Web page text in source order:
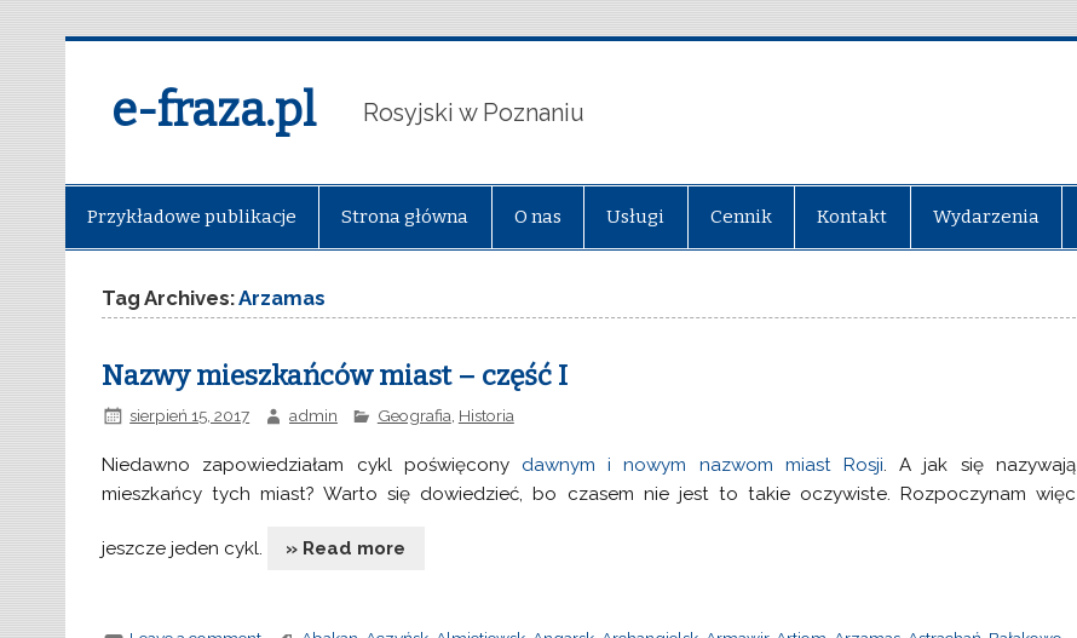
e-fraza.pl Rosyjski w Poznaniu
Przykładowe publikacje Strona główna O nas Usługi Cennik Kontakt Wydarzenia
Tag Archives:Arzamas
Nazwy mieszkańców miast – część I
sierpień 15, 2017 admin Geografia Historia
Niedawno zapowiedziałam cykl poświęcony dawnym i nowym nazwom miast Rosji . A jak się nazywają
mieszkańcy tych miast? Warto się dowiedzieć, bo czasem nie jest to takie oczywiste. Rozpoczynam więc
jeszcze jeden cykl. » Read more